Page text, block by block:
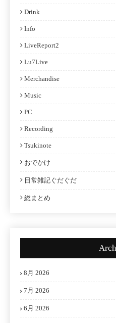
Drink
Info
LiveReport2
Lu7Live
Merchandise
Music
PC
Recording
Tsukinote
おでかけ
日常雑記ぐだぐだ
総まとめ
8月 2026
7月 2026
6月 2026